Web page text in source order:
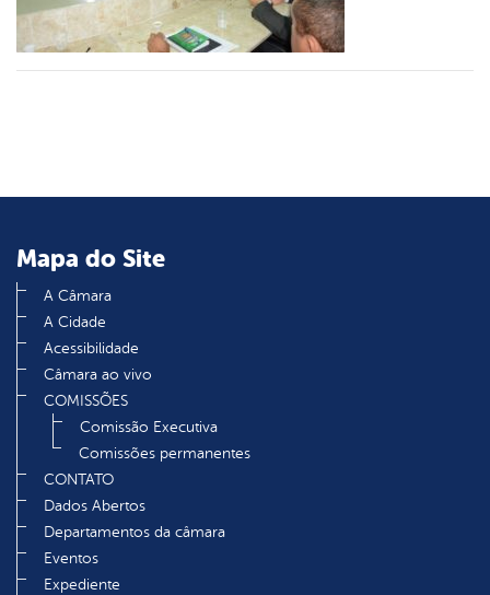
Mapa do Site
A Câmara
A Cidade
Acessibilidade
Câmara ao vivo
COMISSÕES
Comissão Executiva
Comissões permanentes
CONTATO
Dados Abertos
Departamentos da câmara
Eventos
Expediente